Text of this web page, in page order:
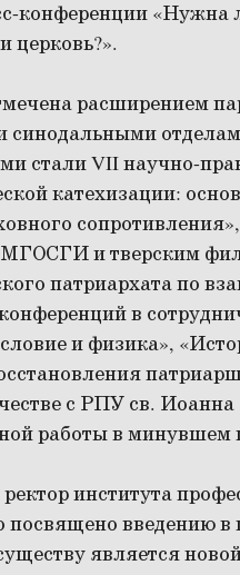
конференции «Нужна
церковь?».
расширением
синодальными
стали VII научно-
катехизации:
МГОСГИ и тверским
патриархата по
в
и физика»,
с РПУ св.
работы в минувшем
института
посвящено введению
является